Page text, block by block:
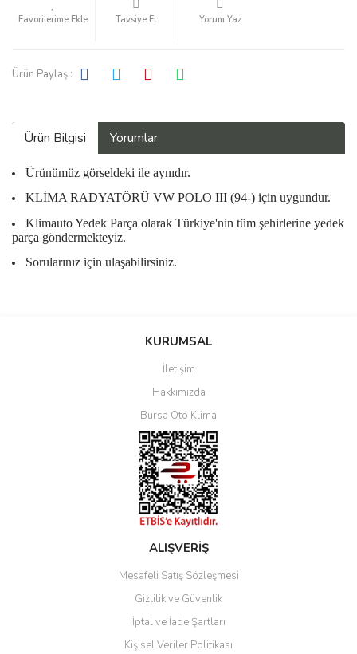
Tavsiye Et Yorum Yaz
Ürün Paylaş :
Ürün Bilgisi Yorumlar
Ürünümüz görseldeki ile aynıdır.
KLİMA RADYATÖRÜ VW POLO III (94-) için uygundur.
Klimauto Yedek Parça olarak Türkiye'nin tüm şehirlerine yedek
parça göndermekteyiz.
Sorularınız için ulaşabilirsiniz.
Bu ürüne ilk yorumu siz yapın!
Yorum Yaz
KURUMSAL
İletişim
Hakkımızda
Bursa Oto Klima
ALIŞVERİŞ
Mesafeli Satış Sözleşmesi
Gizlilik ve Güvenlik
İptal ve İade Şartları
Kişisel Veriler Politikası